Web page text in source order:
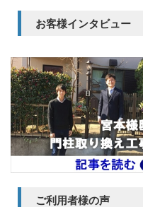
お客様インタビュー
ご利用者様の声